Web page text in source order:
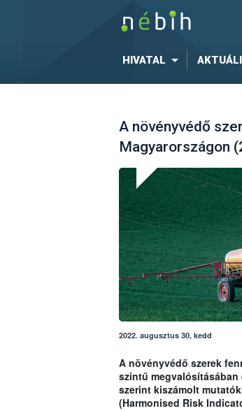
HIVATAL
A növényvédő
Magyarországon
2022. augusztus 30, kedd
A növényvédő szerek
szintű megvalósításában
szerint kiszámolt
(Harmonised Risk